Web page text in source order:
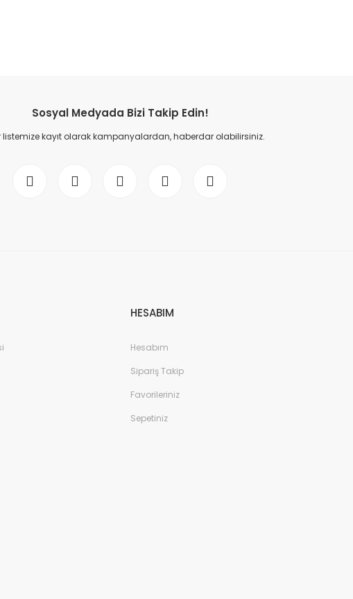
Sosyal Medyada Bizi Takip Edin!
listemize kayıt olarak kampanyalardan, haberdar olabilirsiniz.
HESABIM
Hesabım
Sipariş Takip
Favorileriniz
Sepetiniz